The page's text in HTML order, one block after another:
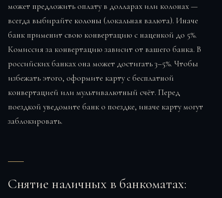
может предложить оплату в долларах или колонах —
всегда выбирайте колоны (локальная валюта). Иначе
банк применит свою конвертацию с наценкой до 5%.
Комиссия за конвертацию зависит от вашего банка. В
российских банках она может достигать 3–5%. Чтобы
избежать этого, оформите карту с бесплатной
конвертацией или мультивалютный счёт. Перед
поездкой уведомите банк о поездке, иначе карту могут
заблокировать.
Снятие наличных в банкоматах: